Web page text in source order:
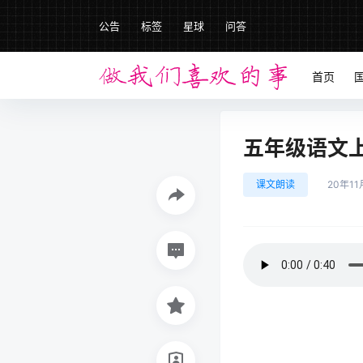
公告 标签 星球 问答
首页
五年级语文
课文朗读 20年11